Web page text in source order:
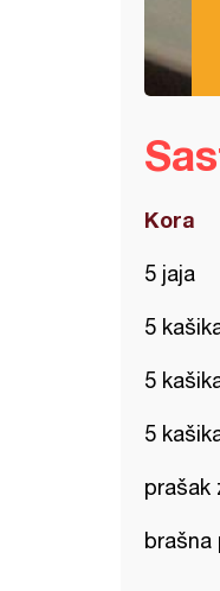
Kora
5 jaja
5
5
5
prašak
brašna